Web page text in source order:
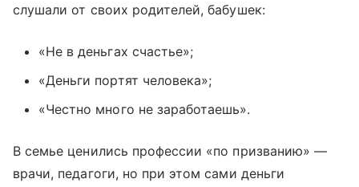
слушали от своих родителей, бабушек:
«Не в деньгах счастье»;
«Деньги портят человека»;
«Честно много не заработаешь».
В семье ценились профессии «по призванию» —
врачи, педагоги, но при этом сами деньги